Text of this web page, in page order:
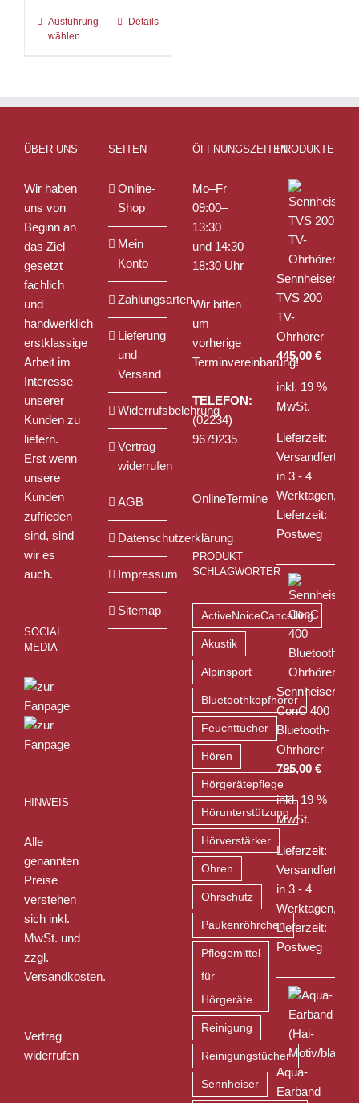
Ausführung
wählen
Dieses
auf
Details
ÜBER UNS
Wir haben
uns von
Beginn an
das Ziel
gesetzt
fachlich
und
handwerklich
erstklassige
Arbeit im
Interesse
unserer
Kunden zu
liefern.
Erst wenn
unsere
Kunden
zufrieden
sind, sind
wir es
auch.
SOCIAL
MEDIA
HINWEIS
Alle
genannten
Preise
verstehen
sich inkl.
MwSt. und
zzgl.
Versandkosten.
Vertrag
widerrufen
SEITEN
Online-
Shop
Mein
Konto
Zahlungsarten
Lieferung
und
Versand
Widerrufsbelehrung
Vertrag
widerrufen
AGB
Datenschutzerklärung
Impressum
Sitemap
ÖFFNUNGSZEITEN
Mo–Fr
09:00–
13:30
und 14:30–
18:30 Uhr
Wir bitten
um
vorherige
Terminvereinbarung!
TELEFON:
(02234)
9679235
OnlineTermine
PRODUKT
SCHLAGWÖRTER
ActiveNoiceCancelling
Akustik
Alpinsport
Bluetoothkopfhörer
Feuchttücher
Hören
Hörgerätepflege
Hörunterstützung
Hörverstärker
Ohren
Ohrschutz
Paukenröhrchen
Pflegemittel
für
Hörgeräte
Reinigung
Reinigungstücher
Sennheiser
PRODUKTE
Sennheiser
TVS 200
TV-
Ohrhörer
445,00 €
inkl. 19 %
MwSt.
Lieferzeit:
Versandfertig
in 3 - 4
Werktagen,
Lieferzeit:
Postweg
Sennheiser
ConC 400
Bluetooth-
Ohrhörer
795,00 €
inkl. 19 %
MwSt.
Lieferzeit:
Versandfertig
in 3 - 4
Werktagen,
Lieferzeit:
Postweg
Aqua-
Earband